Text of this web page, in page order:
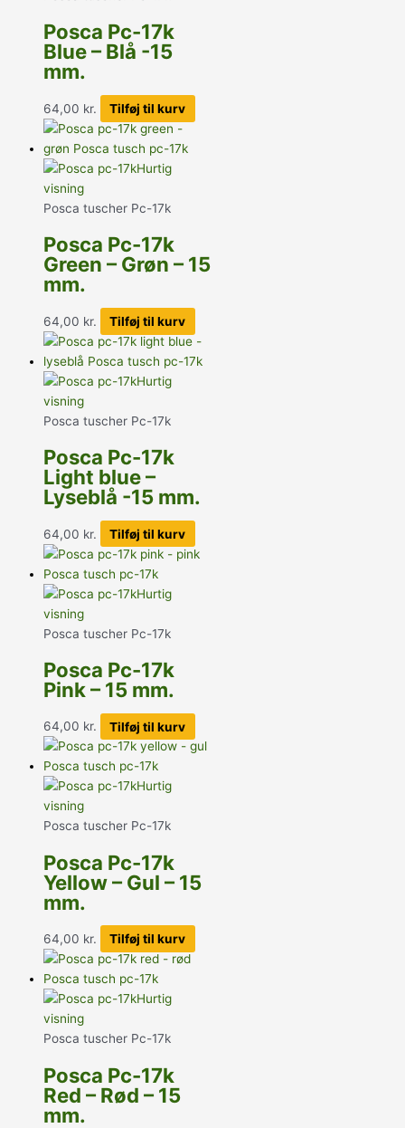
Posca Pc-17k
Blue – Blå -15
mm.
64,00 kr. Tilføj til kurv
Hurtig
visning
Posca tuscher Pc-17k
Posca Pc-17k
Green – Grøn – 15
mm.
64,00 kr. Tilføj til kurv
Hurtig
visning
Posca tuscher Pc-17k
Posca Pc-17k
Light blue –
Lyseblå -15 mm.
64,00 kr. Tilføj til kurv
Hurtig
visning
Posca tuscher Pc-17k
Posca Pc-17k
Pink – 15 mm.
64,00 kr. Tilføj til kurv
Hurtig
visning
Posca tuscher Pc-17k
Posca Pc-17k
Yellow – Gul – 15
mm.
64,00 kr. Tilføj til kurv
Hurtig
visning
Posca tuscher Pc-17k
Posca Pc-17k
Red – Rød – 15
mm.